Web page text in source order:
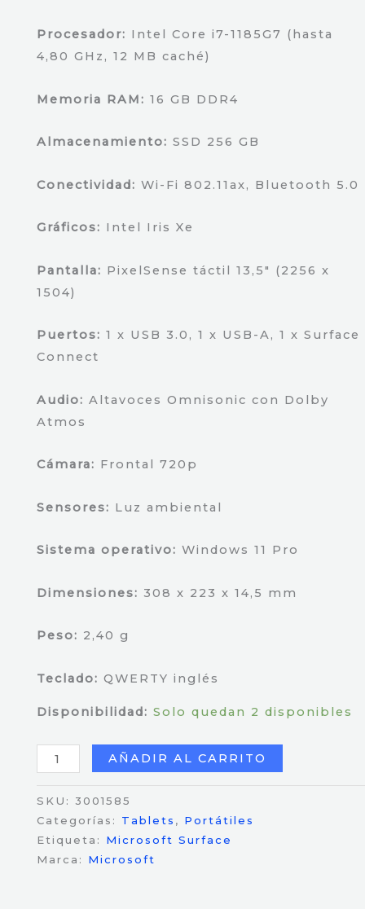
Procesador: Intel Core i7-1185G7 (hasta
4,80 GHz, 12 MB caché)
Memoria RAM: 16 GB DDR4
Almacenamiento: SSD 256 GB
Conectividad: Wi-Fi 802.11ax, Bluetooth 5.0
Gráficos: Intel Iris Xe
Pantalla: PixelSense táctil 13,5″ (2256 x
1504)
Puertos: 1 x USB 3.0, 1 x USB-A, 1 x Surface
Connect
Audio: Altavoces Omnisonic con Dolby
Atmos
Cámara: Frontal 720p
Sensores: Luz ambiental
Sistema operativo: Windows 11 Pro
Dimensiones: 308 x 223 x 14,5 mm
Peso: 2,40 g
Teclado: QWERTY inglés
Disponibilidad: Solo quedan 2 disponibles
Microsoft
Surface
Laptop
4
-
Core
AÑADIR AL CARRITO
SKU: 3001585
Categorías: Tablets , Portátiles
Etiqueta: Microsoft Surface
Marca: Microsoft